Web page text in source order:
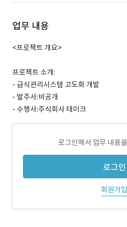
업무 내용
<프로젝트 개요>
프로젝트 소개:
- 급식관리시스템 고도화 개발
- 발주사:비공개
- 수행사:주식회사 테이크
로그인해서 업무 내용
로그인
회원가입